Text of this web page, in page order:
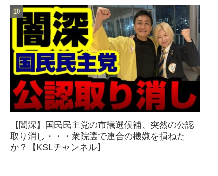
【闇深】国民民主党の市議選候補、突然の公認
取り消し・・・衆院選で連合の機嫌を損ねた
か？【KSLチャンネル】